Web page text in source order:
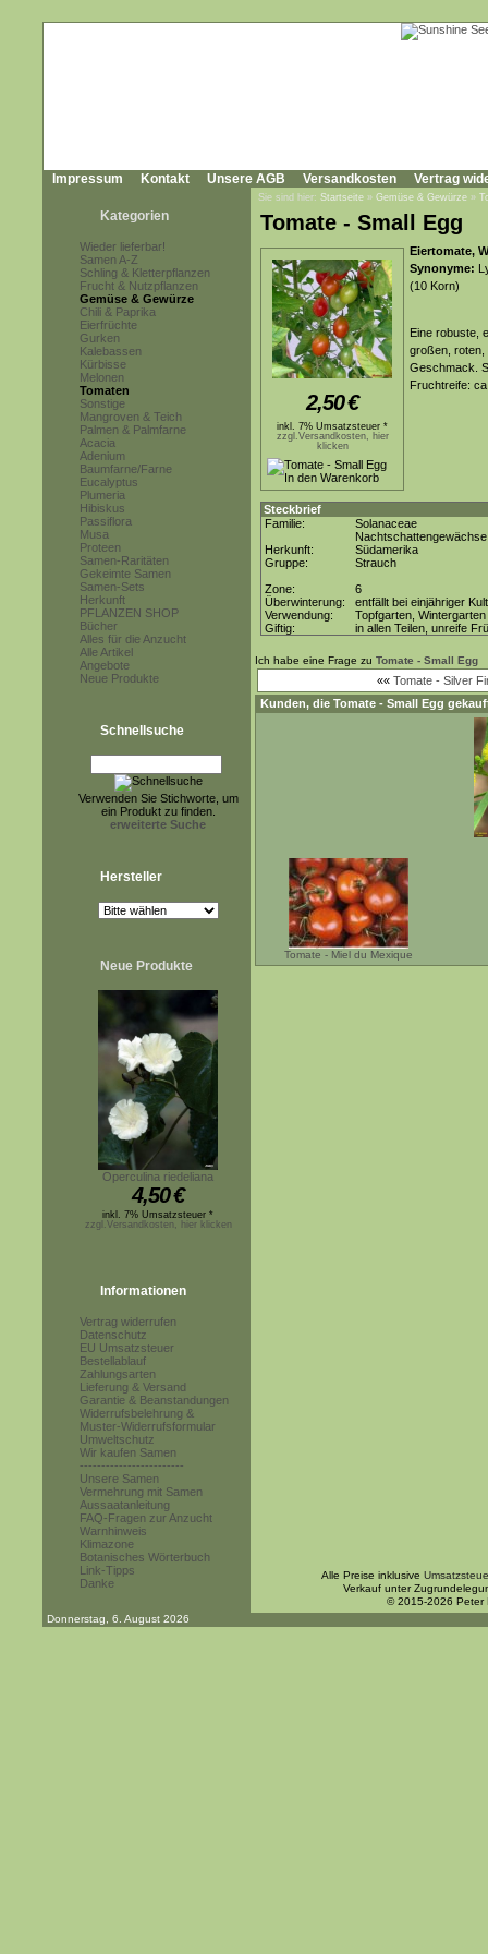
Impressum Kontakt Unsere AGB Versandkosten Vertrag
Kategorien
Wieder lieferbar!
Samen A-Z
Schling & Kletterpflanzen
Frucht & Nutzpflanzen
Gemüse & Gewürze
Chili & Paprika
Eierfrüchte
Gurken
Kalebassen
Kürbisse
Melonen
Tomaten
Sonstige
Mangroven & Teich
Palmen & Palmfarne
Acacia
Adenium
Baumfarne/Farne
Eucalyptus
Plumeria
Hibiskus
Passiflora
Musa
Proteen
Samen-Raritäten
Gekeimte Samen
Samen-Sets
Herkunft
PFLANZEN SHOP
Bücher
Alles für die Anzucht
Alle Artikel
Angebote
Neue Produkte
Schnellsuche
Verwenden Sie Stichworte, um
ein Produkt zu finden.
erweiterte Suche
Hersteller
Neue Produkte
Operculina riedeliana
4,50€
inkl. 7% Umsatzsteuer *
zzgl.Versandkosten, hier klicken
Informationen
Vertrag widerrufen
Datenschutz
EU Umsatzsteuer
Bestellablauf
Zahlungsarten
Lieferung & Versand
Garantie & Beanstandungen
Widerrufsbelehrung &
Muster-Widerrufsformular
Umweltschutz
Wir kaufen Samen
------------------------
Unsere Samen
Vermehrung mit Samen
Aussaatanleitung
FAQ-Fragen zur Anzucht
Warnhinweis
Klimazone
Botanisches Wörterbuch
Link-Tipps
Danke
Sie sind hier: Startseite » Gemüse & Gewürze »
Tomate - Small Egg
2,50€
inkl. 7% Umsatzsteuer *
zzgl.Versandkosten, hier
klicken
Eiertomate,
Synonyme:
(10 Korn)
Eine robuste,
großen, roten,
Geschmack.
Fruchtreife:
Steckbrief
Familie:
Solanaceae
Nachtschattengewächse
Herkunft:
Südamerika
Gruppe:
Strauch
Zone:
6
Überwinterung:
entfällt bei einjähriger
Verwendung:
Topfgarten, Wintergarten
Giftig:
in allen Teilen, unreife
Ich habe eine Frage zu Tomate - Small Egg
«« Tomate - Silver
Kunden, die Tomate - Small Egg
Tomate - Miel du Mexique
Alle Preise inklusive
Verkauf unter
© 2015-2026 Peter
Donnerstag, 6. August 2026